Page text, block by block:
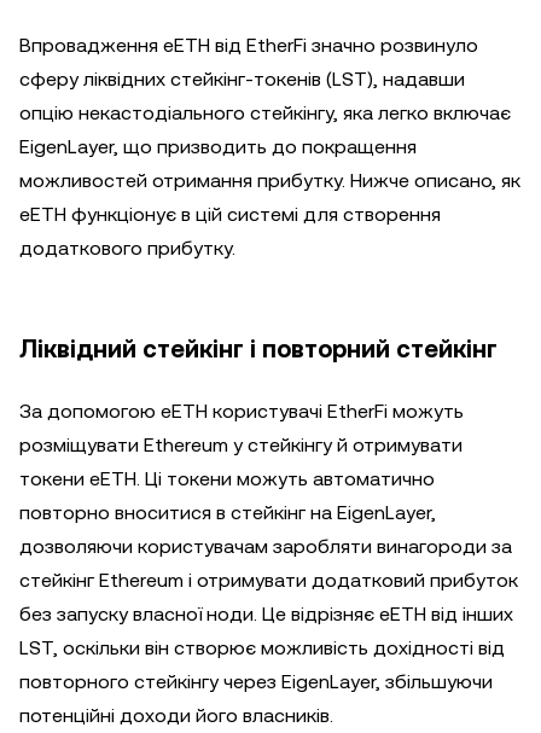
Впровадження eETH від EtherFi значно розвинуло
сферу ліквідних стейкінг-токенів (LST), надавши
опцію некастодіального стейкінгу, яка легко включає
EigenLayer, що призводить до покращення
можливостей отримання прибутку. Нижче описано, як
eETH функціонує в цій системі для створення
додаткового прибутку.
Ліквідний стейкінг і повторний стейкінг
За допомогою eETH користувачі EtherFi можуть
розміщувати Ethereum у стейкінгу й отримувати
токени eETH. Ці токени можуть автоматично
повторно вноситися в стейкінг на EigenLayer,
дозволяючи користувачам заробляти винагороди за
стейкінг Ethereum і отримувати додатковий прибуток
без запуску власної ноди. Це відрізняє eETH від інших
LST, оскільки він створює можливість дохідності від
повторного стейкінгу через EigenLayer, збільшуючи
потенційні доходи його власників.